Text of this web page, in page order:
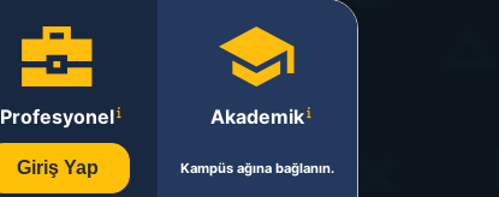
Profesyonel
Giriş Yap
Akademik
Kampüs ağına bağlanın.